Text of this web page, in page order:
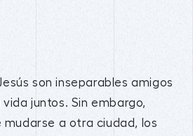
son inseparables amigos
juntos. Sin embargo,
mudarse a otra ciudad, los